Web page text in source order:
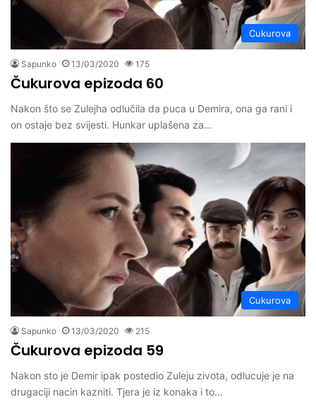
Cukurova
Sapunko 13/03/2020 175
Čukurova epizoda 60
Nakon što se Zulejha odlučila da puca u Demira, ona ga rani i
on ostaje bez svijesti. Hunkar uplašena za…
Cukurova
Sapunko 13/03/2020 215
Čukurova epizoda 59
Nakon sto je Demir ipak postedio Zuleju zivota, odlucuje je na
drugaciji nacin kazniti. Tjera je iz konaka i to…